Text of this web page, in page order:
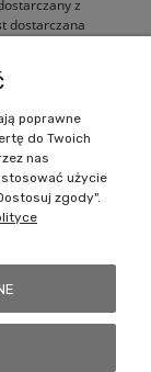
z
dostarczana
poprawne
do Twoich
nas
użycie
zgody".